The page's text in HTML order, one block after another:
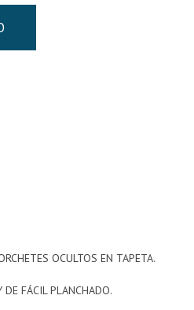
OCULTOS EN TAPETA.
DE FÁCIL PLANCHADO.